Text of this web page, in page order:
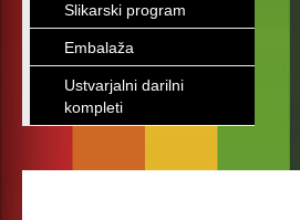
Slikarski program
Embalaža
Ustvarjalni darilni
kompleti